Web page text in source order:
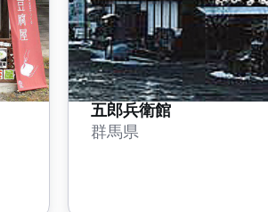
五郎兵衛館
群馬県